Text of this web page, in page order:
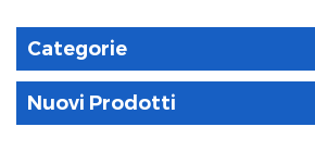
Categorie
Nuovi Prodotti